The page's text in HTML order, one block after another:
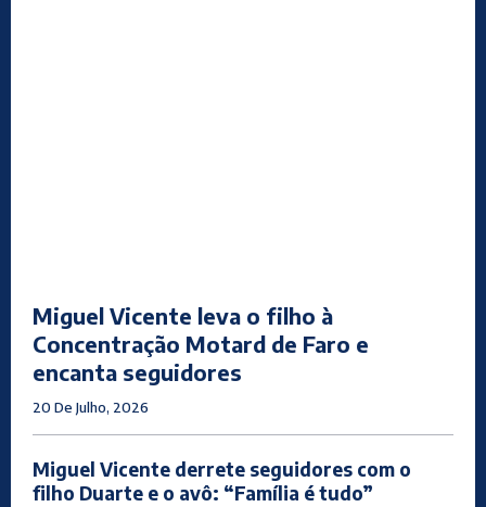
Miguel Vicente leva o filho à
Concentração Motard de Faro e
encanta seguidores
20 De Julho, 2026
Miguel Vicente derrete seguidores com o
filho Duarte e o avô: “Família é tudo”